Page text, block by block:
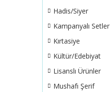
Hadis/Siyer
Kampanyalı Setler
Kırtasiye
Kültür/Edebiyat
Lisanslı Ürünler
Mushafı Şerif